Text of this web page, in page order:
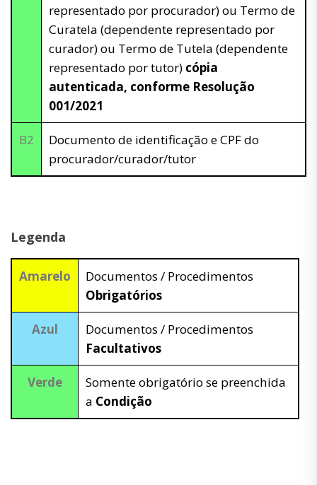
representado por procurador) ou Termo de
Curatela (dependente representado por
curador) ou Termo de Tutela (dependente
representado por tutor) cópia
autenticada, conforme Resolução
001/2021
B2
Documento de identificação e CPF do
procurador/curador/tutor
Legenda
Amarelo
Documentos / Procedimentos
Obrigatórios
Azul
Documentos / Procedimentos
Facultativos
Verde
Somente obrigatório se preenchida
a Condição